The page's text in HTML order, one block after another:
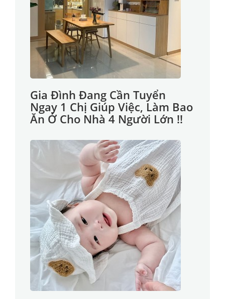
Gia Đình Đang Cần Tuyển
Ngay 1 Chị Giúp Việc, Làm Bao
Ăn Ở Cho Nhà 4 Người Lớn !!